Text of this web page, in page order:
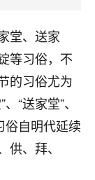
堂、送家
等习俗，不
的习俗尤为
“送家堂”、
俗自明代延续
、拜、
！
19
，店开一家关
。前些年攒的
看看到底怎么